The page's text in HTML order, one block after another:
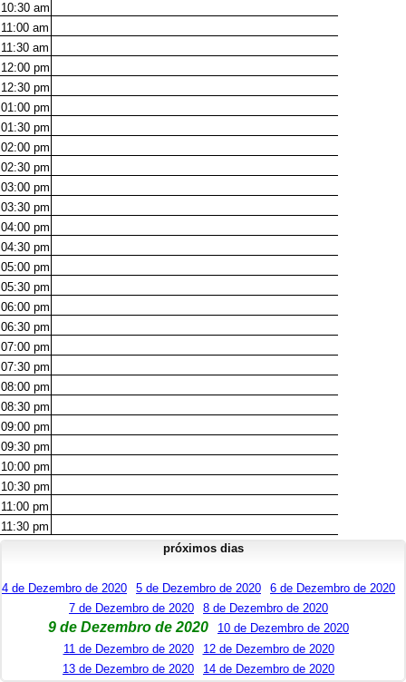
10:30 am
11:00 am
11:30 am
12:00 pm
12:30 pm
01:00 pm
01:30 pm
02:00 pm
02:30 pm
03:00 pm
03:30 pm
04:00 pm
04:30 pm
05:00 pm
05:30 pm
06:00 pm
06:30 pm
07:00 pm
07:30 pm
08:00 pm
08:30 pm
09:00 pm
09:30 pm
10:00 pm
10:30 pm
11:00 pm
11:30 pm
próximos dias
4 de Dezembro de 2020 5 de Dezembro de 2020
6 de Dezembro de 2020
7 de Dezembro de 2020
8 de Dezembro de 2020
9 de Dezembro de 2020
10 de Dezembro de 2020
11 de Dezembro de 2020
12 de Dezembro de 2020
13 de Dezembro de 2020
14 de Dezembro de 2020